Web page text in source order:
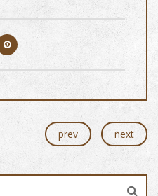
prev next